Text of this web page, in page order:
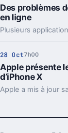
Des problèmes
en ligne
28 Oct7h00
Apple présente
d’iPhone X